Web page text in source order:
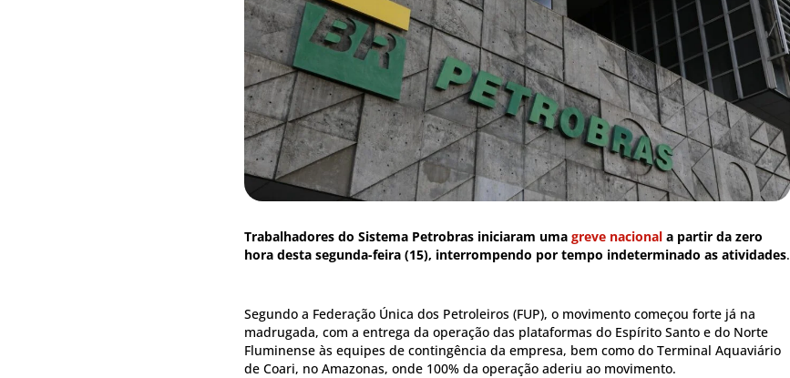
Trabalhadores do Sistema Petrobras iniciaram uma greve nacional a partir da zero
hora desta segunda-feira (15), interrompendo por tempo indeterminado as atividades.
Segundo a Federação Única dos Petroleiros (FUP), o movimento começou forte já na
madrugada, com a entrega da operação das plataformas do Espírito Santo e do Norte
Fluminense às equipes de contingência da empresa, bem como do Terminal Aquaviário
de Coari, no Amazonas, onde 100% da operação aderiu ao movimento.